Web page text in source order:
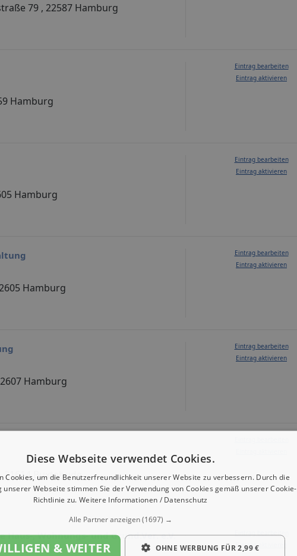
79 , 22587 Hamburg
Hamburg
Eintrag bearbeiten
Eintrag aktivieren
Hamburg
Eintrag bearbeiten
Eintrag aktivieren
Hamburg
Eintrag bearbeiten
Eintrag aktivieren
Hamburg
Eintrag bearbeiten
Eintrag aktivieren
21614 Buxtehude
Haus-, Wohnungs- und Grund.Ver. e.V.
Eintrag aktivieren
Diese Webseite verwendet Cookies.
Cookies, um die Benutzerfreundlichkeit unserer Website zu verbessern. Durch die
unserer Webseite stimmen Sie der Verwendung von Cookies gemäß unserer Cookie-
Richtlinie zu. Weitere Informationen / Datenschutz
Alle Partner anzeigen(1697) →
& WEITER OHNE WERBUNG FÜR 2,99 €